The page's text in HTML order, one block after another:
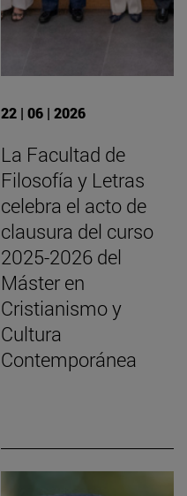
22 | 06 | 2026
La Facultad de
Filosofía y Letras
celebra el acto de
clausura del curso
2025-2026 del
Máster en
Cristianismo y
Cultura
Contemporánea